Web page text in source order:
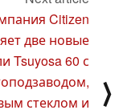
Citizen
две новые
Tsuyosa 60 с
стеклом и
⟩